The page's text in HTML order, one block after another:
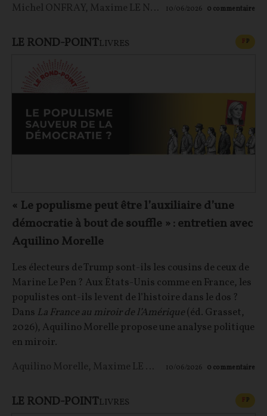
Michel ONFRAY, Maxime LE NAGARD 10/06/2026 0 commentaire
LE ROND-POINTLIVRES FP
« Le populisme peut être l’auxiliaire d’une
démocratie à bout de souffle » : entretien avec
Aquilino Morelle
Les électeurs de Trump sont-ils les cousins de ceux de
Marine Le Pen ? Aux États-Unis comme en France, les
populistes ont-ils le vent de l’histoire dans le dos ?
Dans La France au miroir de l’Amérique(éd. Grasset,
2026), Aquilino Morelle propose une analyse politique
en miroir.
Aquilino Morelle, Maxime LE NAGARD 10/06/2026 0 commentaire
LE ROND-POINTLIVRES FP